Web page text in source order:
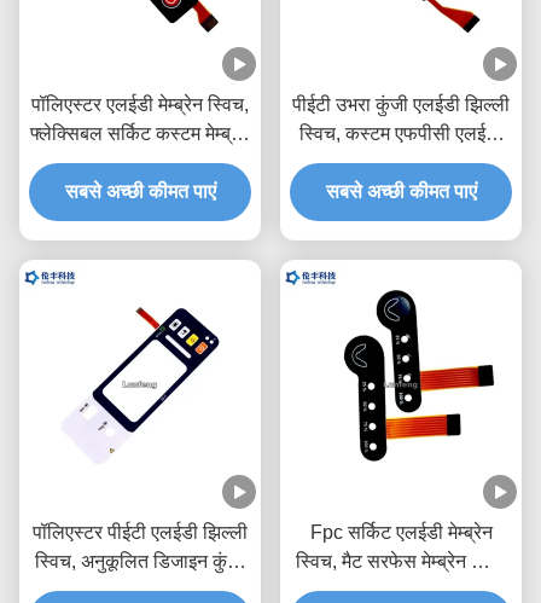
पॉलिएस्टर एलईडी मेम्ब्रेन स्विच,
फ्लेक्सिबल सर्किट कस्टम मेम्ब्रेन
कीपैड
सबसे अच्छी कीमत पाएं
पीईटी उभरा कुंजी एलईडी झिल्ली
स्विच, कस्टम एफपीसी एलईडी
झिल्ली कीपैड
सबसे अच्छी कीमत पाएं
पॉलिएस्टर पीईटी एलईडी झिल्ली
स्विच, अनुकूलित डिजाइन कुंजी
झिल्ली स्विच
Fpc सर्किट एलईडी मेम्ब्रेन
स्विच, मैट सरफेस मेम्ब्रेन स्विच
कीपैड